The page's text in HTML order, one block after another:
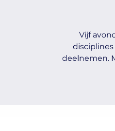
Vijf
deelnemen.